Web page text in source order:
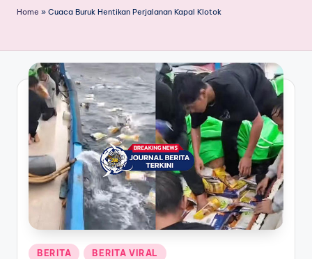
a
B
e
a
T
e
r
k
Home » Cuaca Buruk Hentikan Perjalanan Kapal Klotok
Posted
BERITA BERITA VIRAL